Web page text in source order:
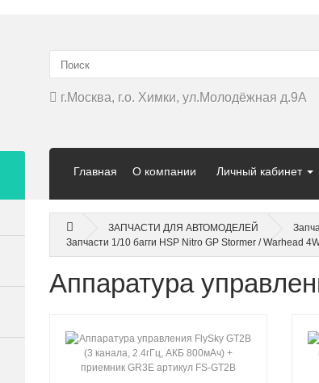
г.Москва, г.о. Химки, ул.Молодёжная д.9А
Главная О компании Личный кабинет
ЗАПЧАСТИ ДЛЯ АВТОМОДЕЛЕЙ
Запчасти 1/10 багги HSP Nitro GP Stormer / Warhead
Аппаратура